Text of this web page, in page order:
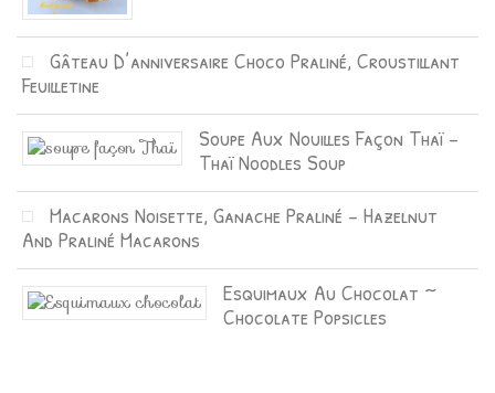
Gâteau D’anniversaire Choco Praliné, Croustillant
Feuilletine
Soupe Aux Nouilles Façon Thaï –
Thaï Noodles Soup
Macarons Noisette, Ganache Praliné – Hazelnut
And Praliné Macarons
Esquimaux Au Chocolat ~
Chocolate Popsicles